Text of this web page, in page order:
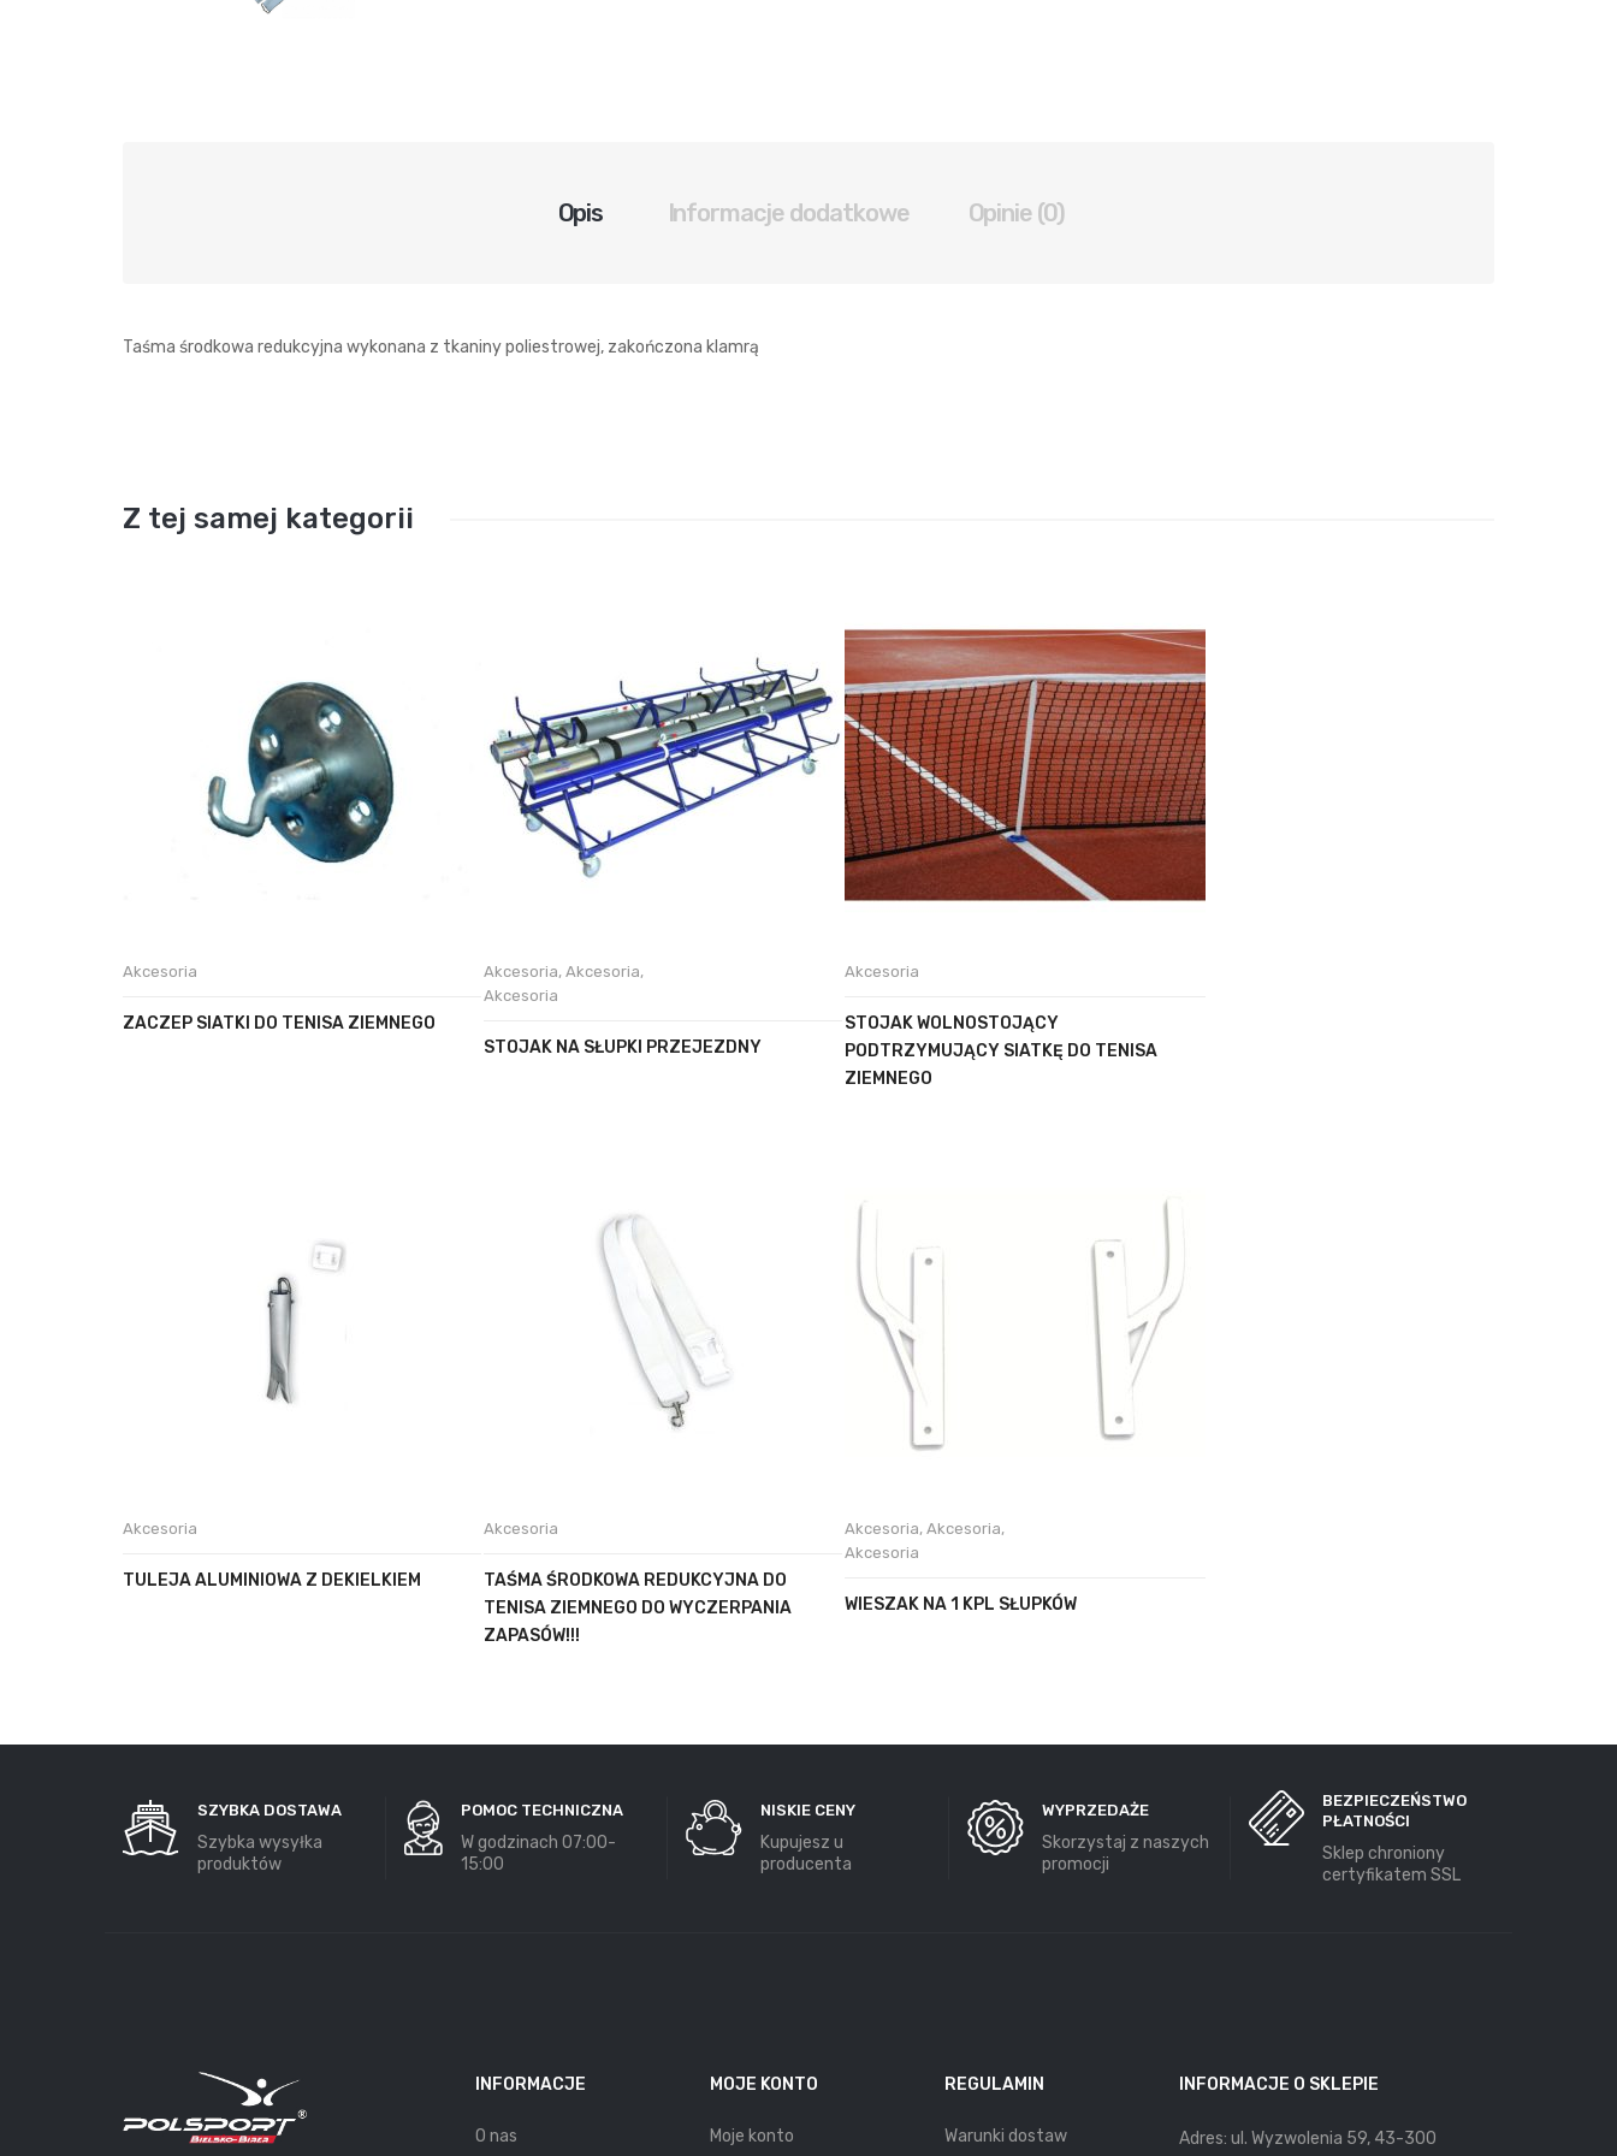
Opis Informacje dodatkowe Opinie (0)
Taśma środkowa redukcyjna wykonana z tkaniny poliestrowej, zakończona klamrą
Z tej samej kategorii
Akcesoria
ZACZEP SIATKI DO TENISA ZIEMNEGO
Akcesoria, Akcesoria,
Akcesoria
STOJAK NA SŁUPKI PRZEJEZDNY
Akcesoria
STOJAK WOLNOSTOJĄCY
PODTRZYMUJĄCY SIATKĘ DO TENISA
ZIEMNEGO
Akcesoria
TULEJA ALUMINIOWA Z DEKIELKIEM
Akcesoria
TAŚMA ŚRODKOWA REDUKCYJNA DO
TENISA ZIEMNEGO DO WYCZERPANIA
ZAPASÓW!!!
Akcesoria, Akcesoria,
Akcesoria
WIESZAK NA 1 KPL SŁUPKÓW
SZYBKA DOSTAWA
Szybka wysyłka
produktów
POMOC TECHNICZNA
W godzinach 07:00-
15:00
NISKIE CENY
Kupujesz u
producenta
WYPRZEDAŻE
Skorzystaj z naszych
promocji
BEZPIECZEŃSTWO
PŁATNOŚCI
Sklep chroniony
certyfikatem SSL
INFORMACJE
O nas
MOJE KONTO
Moje konto
REGULAMIN
Warunki dostaw
INFORMACJE O SKLEPIE
Adres: ul. Wyzwolenia 59, 43-300